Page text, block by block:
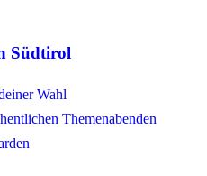
Südtirol
Wahl
Themenabenden